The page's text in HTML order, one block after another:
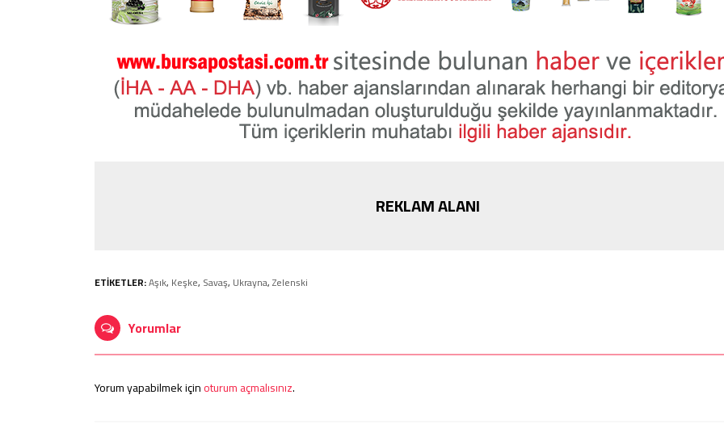
REKLAM ALANI
ETİKETLER:Aşık, Keşke, Savaş, Ukrayna,Zelenski
Yorumlar
Yorum yapabilmek içinoturum açmalısınız.